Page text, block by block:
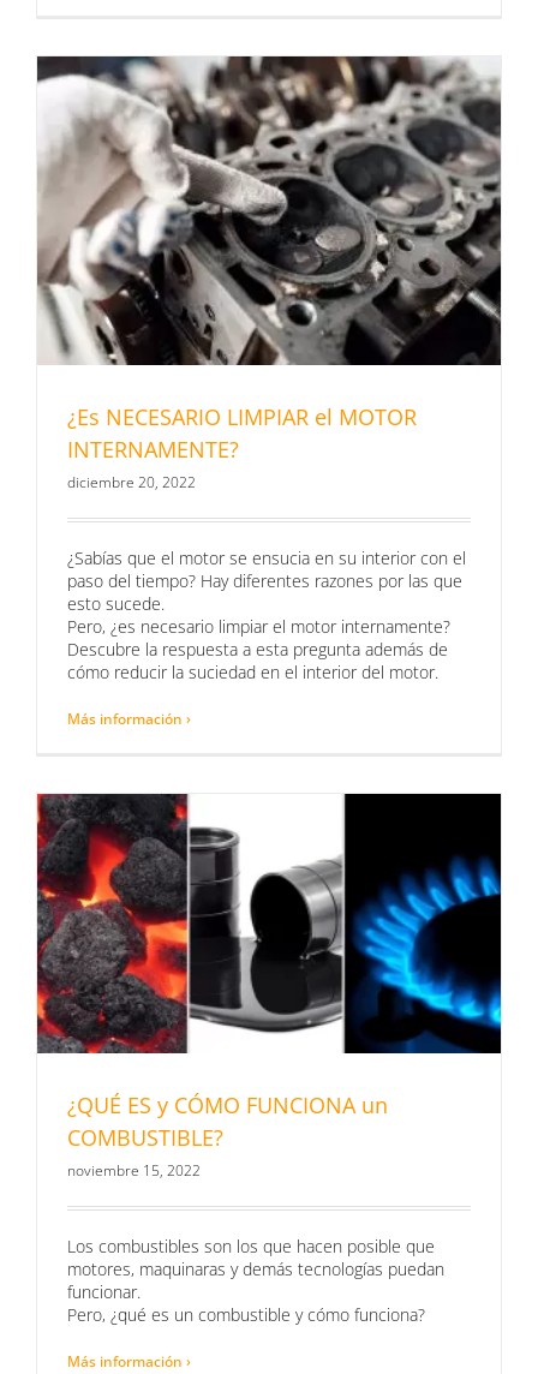
¿Es NECESARIO LIMPIAR el MOTOR
INTERNAMENTE?
diciembre 20, 2022
¿Sabías que el motor se ensucia en su interior con el
paso del tiempo? Hay diferentes razones por las que
esto sucede.
Pero, ¿es necesario limpiar el motor internamente?
Descubre la respuesta a esta pregunta además de
cómo reducir la suciedad en el interior del motor.
Más información ›
¿QUÉ ES y CÓMO FUNCIONA un
COMBUSTIBLE?
noviembre 15, 2022
Los combustibles son los que hacen posible que
motores, maquinaras y demás tecnologías puedan
funcionar.
Pero, ¿qué es un combustible y cómo funciona?
Más información ›